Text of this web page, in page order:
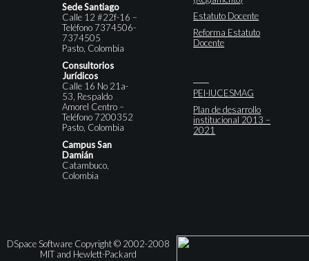
Sede Santiago
Calle 12 #22f-16 –
Teléfono 7374506-
7374505
Pasto, Colombia
Consultorios
Jurídicos
Calle 16 No 21a-
53, Respaldo
Amorel Centro –
Teléfono 7200352
Pasto, Colombia
Campus San
Damián
Catambuco,
Colombia
Estatuto Docente
Reforma Estatuto
Docente
PEI-IUCESMAG
Plan de desarrollo
institucional 2013 –
2021
DSpace Software Copyright © 2002-2008
MIT and Hewlett-Packard